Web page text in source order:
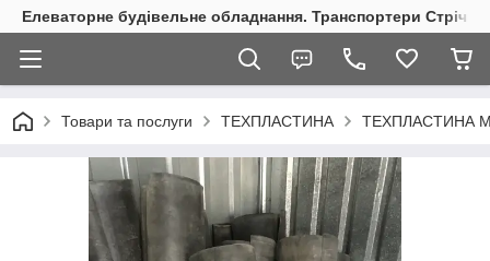
Елеваторне будівельне обладнання. Транспортери
Товари та послуги ТЕХПЛАСТИНА ТЕХПЛАСТИНА